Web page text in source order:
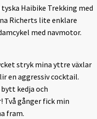
Haibike Trekking med
Richerts lite enklare
med navmotor.
stryk mina yttre växlar
en aggressiv cocktail.
kedja och
Två gånger fick min
fram.